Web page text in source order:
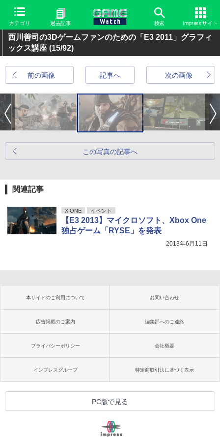
カテゴリ 過去記事 検索 Impressサイト
西川善司の3Dゲームファンのための「E3 2011」グラフィ
ックス講座 (15/92)
前の画像 次の画像
記事へ
この写真の記事へ
関連記事
X ONE イベント
【E3 2013】マイクロソフト、Xbox One
独占ゲーム「RYSE」を発表
2013年6月11日
本サイトのご利用について お問い合わせ
広告掲載のご案内 編集部へのご連絡
プライバシーポリシー 会社概要
インプレスグループ 特定商取引法に基づく表示
PC版で見る